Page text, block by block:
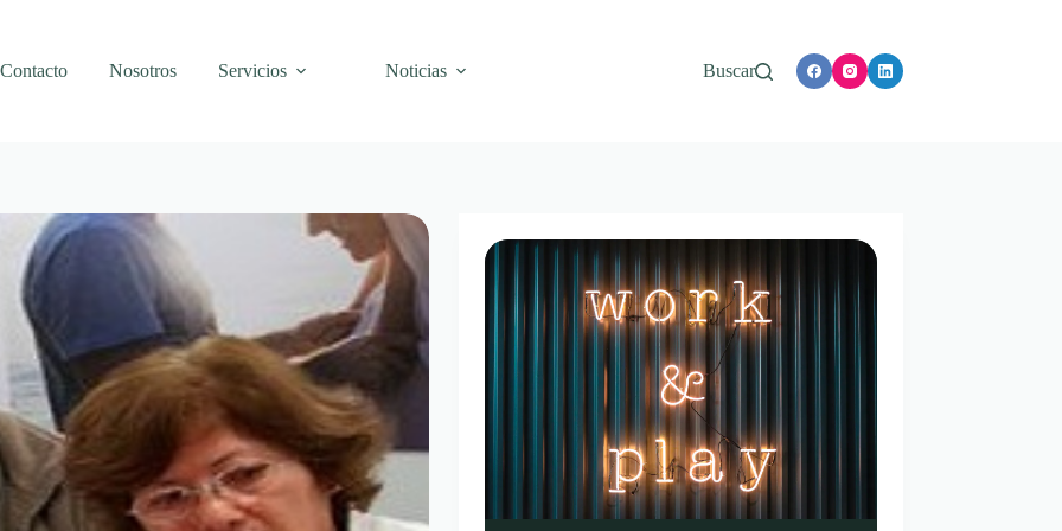
Contacto Nosotros Servicios Noticias Buscar